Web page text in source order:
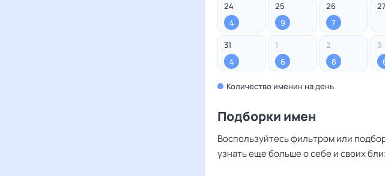
24
4
25
9
26
7
27
31
4
1
6
2
8
3
Количество именин на день
Подборки имен
Воспользуйтесь фильтром или
узнать еще больше о себе и своих